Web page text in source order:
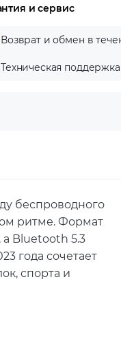
и сервис
Возврат и обмен в
Техническая поддержка
беспроводного
ритме. Формат
Bluetooth 5.3
года сочетает
спорта и